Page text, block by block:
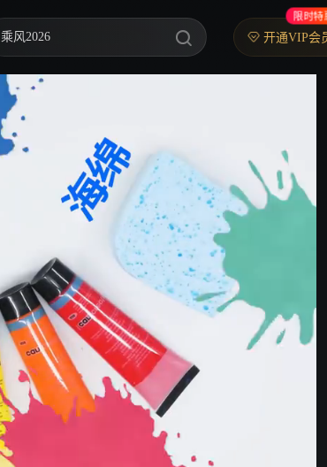
野狗骨头
炽夏
乘风2026
中餐厅·南洋拾光季
快乐老家
忙忙碌碌寻宝藏2
妻子的浪漫旅行2026
克制升温
爸爸当家 第五季
你好，星期六
开通VIP会
限时特